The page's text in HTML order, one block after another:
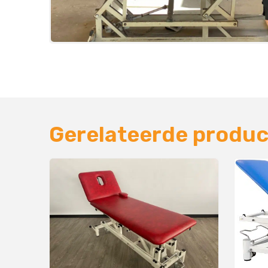
Gerelateerde